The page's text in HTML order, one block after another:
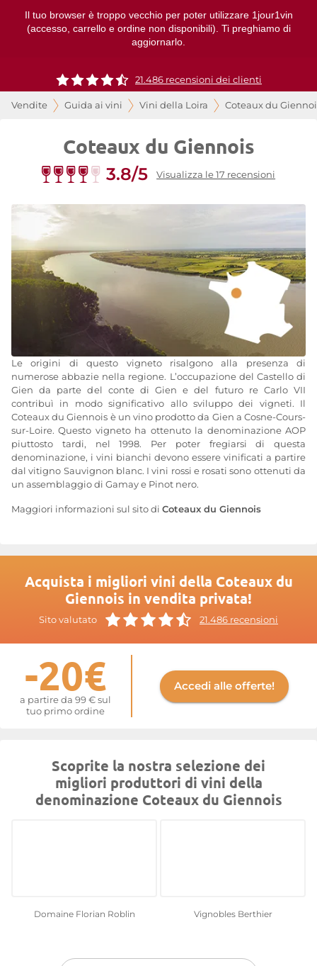
Il tuo browser è troppo vecchio per poter utilizzare 1jour1vin
(accesso, carrello e ordine non disponibili). Ti preghiamo di
aggiornarlo.
21.486 recensioni dei clienti
Vendite Guida ai vini Vini della Loira Coteaux du
Coteaux du Giennois
3.8/5 Visualizza le 17 recensioni
Le origini di questo vigneto risalgono alla presenza di
numerose abbazie nella regione. L’occupazione del Castello di
Gien da parte del conte di Gien e del futuro re Carlo VII
contribuì in modo significativo allo sviluppo dei vigneti. Il
Coteaux du Giennois è un vino prodotto da Gien a Cosne-Cours-
sur-Loire. Questo vigneto ha ottenuto la denominazione AOP
piuttosto tardi, nel 1998. Per poter fregiarsi di questa
denominazione, i vini bianchi devono essere vinificati a partire
dal vitigno Sauvignon blanc. I vini rossi e rosati sono ottenuti da
un assemblaggio di Gamay e Pinot nero.
Maggiori informazioni sul sito di Coteaux du Giennois
Acquista i migliori vini della Coteaux du
Giennois in vendita privata!
Sito valutato 21.486 recensioni
-20€
a partire da 99 € sul
tuo primo ordine
Accedi alle offerte!
Scoprite la nostra selezione dei
migliori produttori di vini della
denominazione Coteaux du Giennois
Domaine Florian Roblin Vignobles Berthier